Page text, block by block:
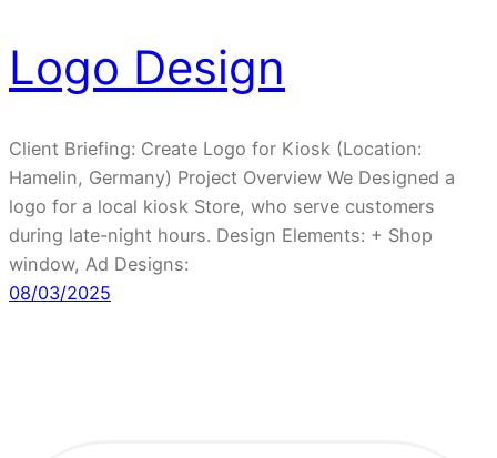
Logo Design
Client Briefing: Create Logo for Kiosk (Location:
Hamelin, Germany) Project Overview We Designed a
logo for a local kiosk Store, who serve customers
during late-night hours. Design Elements: + Shop
window, Ad Designs:
08/03/2025